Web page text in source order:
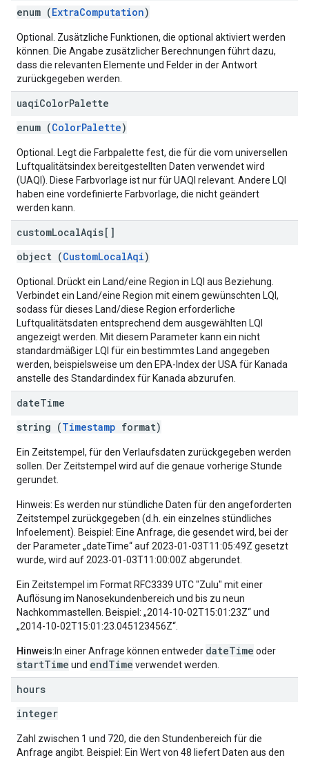
enum (ExtraComputation)
Optional. Zusätzliche Funktionen, die optional aktiviert werden
können. Die Angabe zusätzlicher Berechnungen führt dazu,
dass die relevanten Elemente und Felder in der Antwort
zurückgegeben werden.
uaqiColorPalette
enum (ColorPalette)
Optional. Legt die Farbpalette fest, die für die vom universellen
Luftqualitätsindex bereitgestellten Daten verwendet wird
(UAQI). Diese Farbvorlage ist nur für UAQI relevant. Andere LQI
haben eine vordefinierte Farbvorlage, die nicht geändert
werden kann.
customLocalAqis[]
object (CustomLocalAqi)
Optional. Drückt ein Land/eine Region in LQI aus Beziehung.
Verbindet ein Land/eine Region mit einem gewünschten LQI,
sodass für dieses Land/diese Region erforderliche
Luftqualitätsdaten entsprechend dem ausgewählten LQI
angezeigt werden. Mit diesem Parameter kann ein nicht
standardmäßiger LQI für ein bestimmtes Land angegeben
werden, beispielsweise um den EPA-Index der USA für Kanada
anstelle des Standardindex für Kanada abzurufen.
dateTime
string (Timestamp format)
Ein Zeitstempel, für den Verlaufsdaten zurückgegeben werden
sollen. Der Zeitstempel wird auf die genaue vorherige Stunde
gerundet.
Hinweis: Es werden nur stündliche Daten für den angeforderten
Zeitstempel zurückgegeben (d.h. ein einzelnes stündliches
Infoelement). Beispiel: Eine Anfrage, die gesendet wird, bei der
der Parameter „dateTime“ auf 2023-01-03T11:05:49Z gesetzt
wurde, wird auf 2023-01-03T11:00:00Z abgerundet.
Ein Zeitstempel im Format RFC3339 UTC "Zulu" mit einer
Auflösung im Nanosekundenbereich und bis zu neun
Nachkommastellen. Beispiel: „2014-10-02T15:01:23Z“ und
„2014-10-02T15:01:23.045123456Z“.
Hinweis:In einer Anfrage können entweder dateTime oder
startTime und endTime verwendet werden.
hours
integer
Zahl zwischen 1 und 720, die den Stundenbereich für die
Anfrage angibt. Beispiel: Ein Wert von 48 liefert Daten aus den